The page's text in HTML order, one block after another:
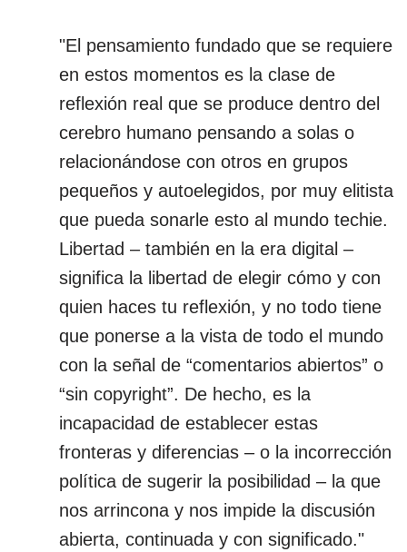
"El pensamiento fundado que se requiere
en estos momentos es la clase de
reflexión real que se produce dentro del
cerebro humano pensando a solas o
relacionándose con otros en grupos
pequeños y autoelegidos, por muy elitista
que pueda sonarle esto al mundo techie.
Libertad – también en la era digital –
significa la libertad de elegir cómo y con
quien haces tu reflexión, y no todo tiene
que ponerse a la vista de todo el mundo
con la señal de “comentarios abiertos” o
“sin copyright”. De hecho, es la
incapacidad de establecer estas
fronteras y diferencias – o la incorrección
política de sugerir la posibilidad – la que
nos arrincona y nos impide la discusión
abierta, continuada y con significado."